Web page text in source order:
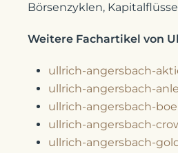
Börsenzyklen,
Weitere Fachartikel von
ullrich-angersbach-
ullrich-angersbach-
ullrich-angersbach-
ullrich-angersbach-
ullrich-angersbach-